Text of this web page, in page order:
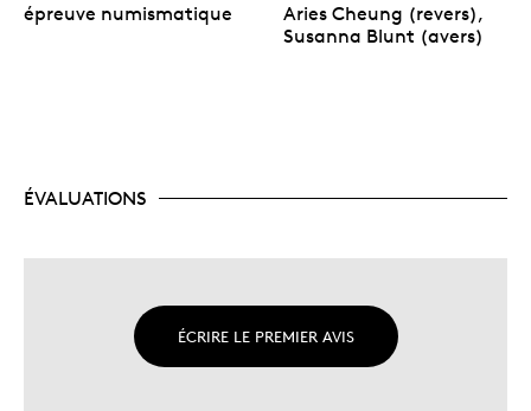
épreuve numismatique
Aries Cheung (revers),
Susanna Blunt (avers)
ÉVALUATIONS
ÉCRIRE LE PREMIER AVIS